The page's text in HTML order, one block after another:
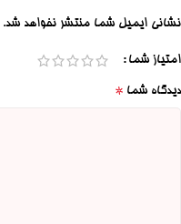
نشانی ایمیل شما منتشر نخواهد شد.
امتیاز شما
دیدگاه شما *